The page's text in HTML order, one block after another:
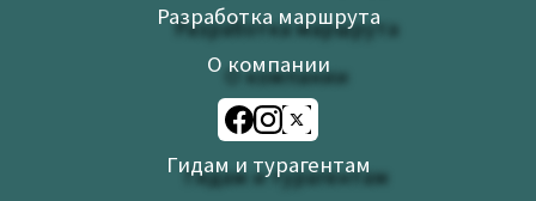
Разработка маршрута
О компании
Гидам и турагентам